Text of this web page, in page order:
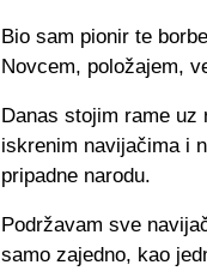
Bio sam pionir te
Novcem, položajem,
Danas stojim rame
iskrenim navijačima i
pripadne narodu.
Podržavam sve
samo zajedno, kao